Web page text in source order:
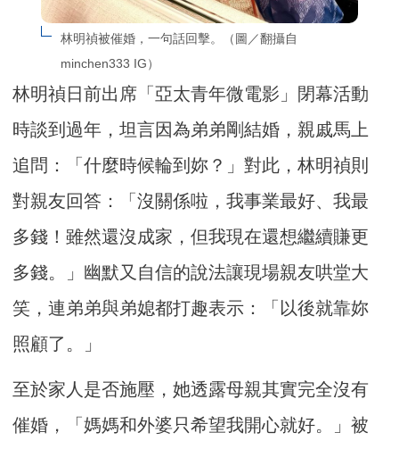
林明禎被催婚，一句話回擊。（圖／翻攝自
minchen333 IG）
林明禎日前出席「亞太青年微電影」閉幕活動
時談到過年，坦言因為弟弟剛結婚，親戚馬上
追問：「什麼時候輪到妳？」對此，林明禎則
對親友回答：「沒關係啦，我事業最好、我最
多錢！雖然還沒成家，但我現在還想繼續賺更
多錢。」幽默又自信的說法讓現場親友哄堂大
笑，連弟弟與弟媳都打趣表示：「以後就靠妳
照顧了。」
至於家人是否施壓，她透露母親其實完全沒有
催婚，「媽媽和外婆只希望我開心就好。」被